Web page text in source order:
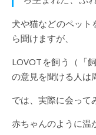
犬や猫などのペッ
ら聞けますが、
LOVOTを飼う（「
の意見を聞ける人は
では、実際に会って
赤ちゃんのように温